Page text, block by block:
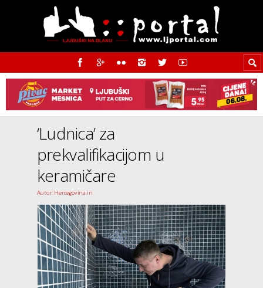
‘Ludnica’ za
prekvalifikacijom u
keramičare
Autor: Hercegovina.in